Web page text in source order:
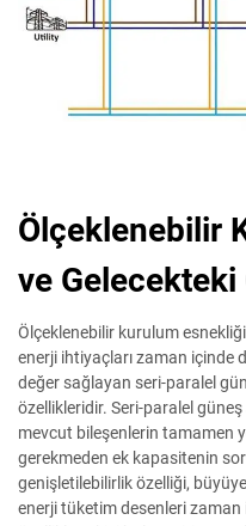
Ölçeklenebilir
ve Gelecekteki
Ölçeklenebilir kurulum
enerji ihtiyaçları zaman içinde
değer sağlayan seri-paralel
özellikleridir. Seri-paralel
mevcut bileşenlerin tamamen
gerekmeden ek kapasitenin
genişletilebilirlik özelliği,
enerji tüketim desenleri